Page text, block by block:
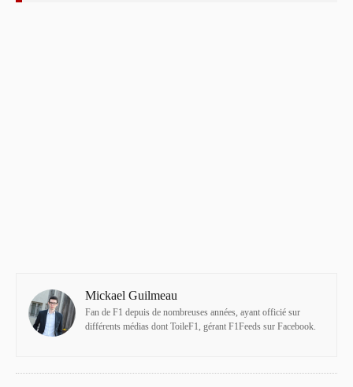
Mickael Guilmeau
Fan de F1 depuis de nombreuses années, ayant officié sur
différents médias dont ToileF1, gérant F1Feeds sur Facebook.